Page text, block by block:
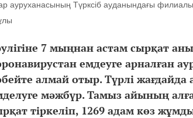
ауруханасының Түрксіб ауданындағы
7 мыңнан астам сырқат
емдеуге арналған
алмай отыр. Түрлі
мәжбүр. Тамыз айының
тіркеліп, 1269 адам көз